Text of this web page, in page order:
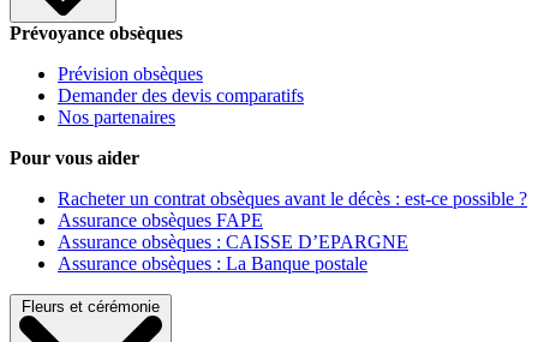
Prévoyance obsèques
Prévision obsèques
Demander des devis comparatifs
Nos partenaires
Pour vous aider
Racheter un contrat obsèques avant le décès : est-ce possible ?
Assurance obsèques FAPE
Assurance obsèques : CAISSE D’EPARGNE
Assurance obsèques : La Banque postale
Fleurs et cérémonie